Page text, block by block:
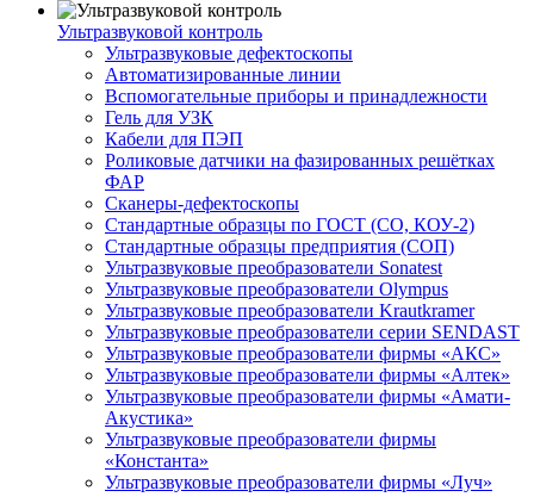
Ультразвуковой контроль
Ультразвуковые дефектоскопы
Автоматизированные линии
Вспомогательные приборы и принадлежности
Гель для УЗК
Кабели для ПЭП
Роликовые датчики на фазированных решётках
ФАР
Сканеры-дефектоскопы
Стандартные образцы по ГОСТ (СО, КОУ-2)
Стандартные образцы предприятия (СОП)
Ультразвуковые преобразователи Sonatest
Ультразвуковые преобразователи Olympus
Ультразвуковые преобразователи Krautkramer
Ультразвуковые преобразователи серии SENDAST
Ультразвуковые преобразователи фирмы «АКС»
Ультразвуковые преобразователи фирмы «Алтек»
Ультразвуковые преобразователи фирмы «Амати-
Акустика»
Ультразвуковые преобразователи фирмы
«Константа»
Ультразвуковые преобразователи фирмы «Луч»